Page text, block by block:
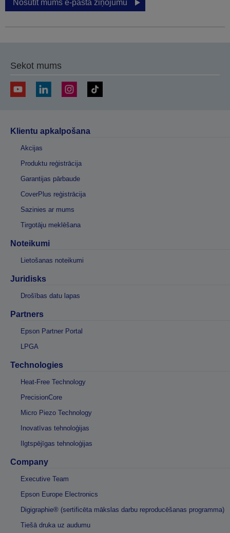
Nosūtīt mums e-pasta ziņojumu
Sekot mums
Klientu apkalpošana
Akcijas
Produktu reģistrācija
Garantijas pārbaude
CoverPlus reģistrācija
Sazinies ar mums
Tirgotāju meklēšana
Noteikumi
Lietošanas noteikumi
Juridisks
Drošības datu lapas
Partners
Epson Partner Portal
LPGA
Technologies
Heat-Free Technology
PrecisionCore
Micro Piezo Technology
Inovatīvas tehnoloģijas
Ilgtspējīgas tehnoloģijas
Company
Executive Team
Epson Europe Electronics
Digigraphie® (sertificēta mākslas darbu reproducēšanas programma)
Tiešā druka uz audumu